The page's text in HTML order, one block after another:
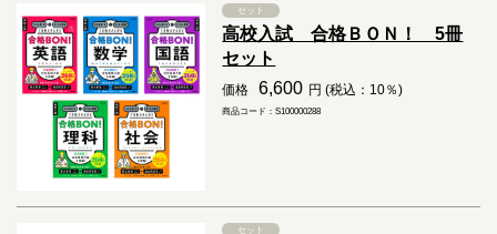
セット
高校入試 合格ＢＯＮ！ 5冊
セット
価格 6,600 円 (税込：10％)
商品コード：S100000288
セット